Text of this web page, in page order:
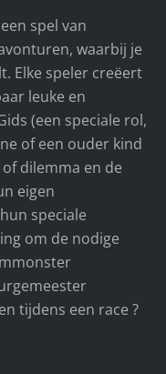
spel van
waarbij je
Elke speler creëert
leuke en
(een speciale rol,
of een ouder kind
dilemma en de
eigen
speciale
om de nodige
tijdens een race ?